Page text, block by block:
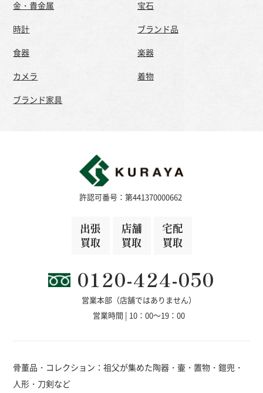
金・貴金属
宝石
時計
ブランド品
食器
楽器
カメラ
着物
ブランド家具
許認可番号：第441370000662
出張
買取
店舗
買取
宅配
買取
0120-424-050
営業本部（店舗ではありません）
営業時間 | 10：00～19：00
骨董品・コレクション：祖父が集めた陶器・壷・置物・鎧兜・
人形・刀剣など